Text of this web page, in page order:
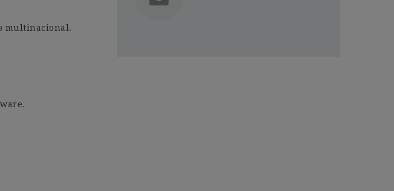
multinacional.